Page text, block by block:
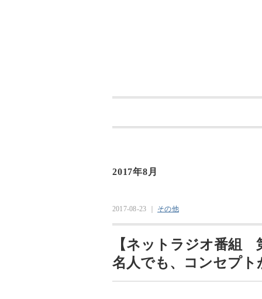
2017年8月
2017-08-23 ｜ その他
【ネットラジオ番組
名人でも、コンセプト